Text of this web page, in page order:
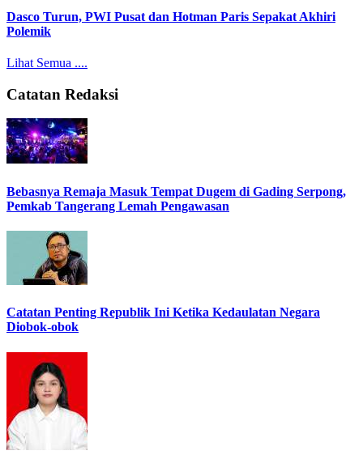
Dasco Turun, PWI Pusat dan Hotman Paris Sepakat Akhiri
Polemik
Lihat Semua ....
Catatan Redaksi
Bebasnya Remaja Masuk Tempat Dugem di Gading Serpong,
Pemkab Tangerang Lemah Pengawasan
Catatan Penting Republik Ini Ketika Kedaulatan Negara
Diobok-obok